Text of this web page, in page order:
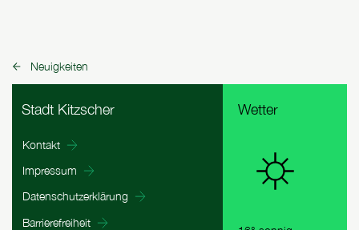
zurück zu:
Neuigkeiten
Fußbereich Informationen
Stadt Kitzscher
Kontakt
Impressum
Datenschutzerklärung
Barrierefreiheit
Wetter